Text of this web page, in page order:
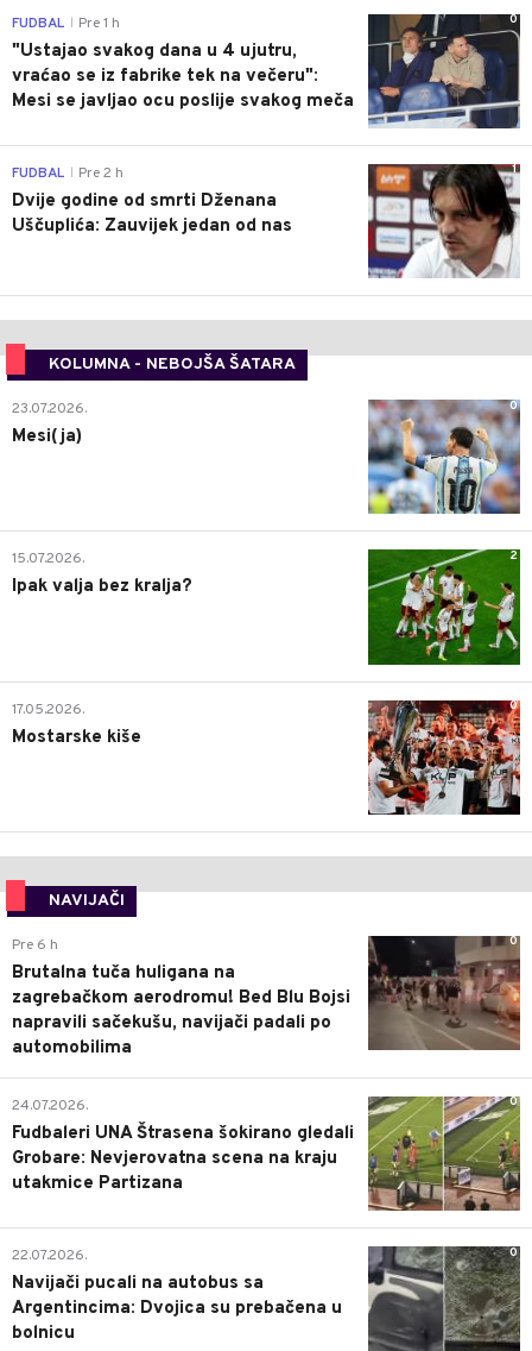
0
FUDBAL Pre 1 h
"Ustajao svakog dana u 4 ujutru,
vraćao se iz fabrike tek na večeru":
Mesi se javljao ocu poslije svakog meča
1
FUDBAL Pre 2 h
Dvije godine od smrti Dženana
Uščuplića: Zauvijek jedan od nas
KOLUMNA - NEBOJŠA ŠATARA
0
23.07.2026.
Mesi(ja)
2
15.07.2026.
Ipak valja bez kralja?
0
17.05.2026.
Mostarske kiše
NAVIJAČI
0
Pre 6 h
Brutalna tuča huligana na
zagrebačkom aerodromu! Bed Blu Bojsi
napravili sačekušu, navijači padali po
automobilima
0
24.07.2026.
Fudbaleri UNA Štrasena šokirano gledali
Grobare: Nevjerovatna scena na kraju
utakmice Partizana
0
22.07.2026.
Navijači pucali na autobus sa
Argentincima: Dvojica su prebačena u
bolnicu